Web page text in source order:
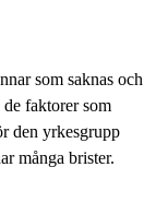
som saknas och
faktorer som
den yrkesgrupp
många brister.